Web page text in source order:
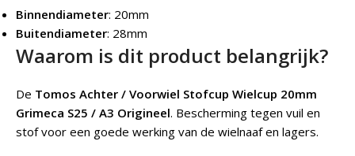
Binnendiameter: 20mm
Buitendiameter: 28mm
Waarom is dit product belangrijk?
De Tomos Achter / Voorwiel Stofcup Wielcup 20mm
Grimeca S25 / A3 Origineel. Bescherming tegen vuil en
stof voor een goede werking van de wielnaaf en lagers.